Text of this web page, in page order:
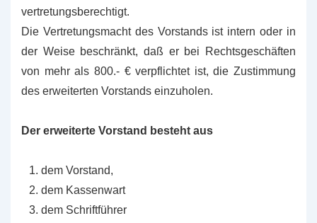
vertretungsberechtigt.
Die Vertretungsmacht des Vorstands ist intern oder in
der Weise beschränkt, daß er bei Rechtsgeschäften
von mehr als 800.- € verpflichtet ist, die Zustimmung
des erweiterten Vorstands einzuholen.
Der erweiterte Vorstand besteht aus
dem Vorstand,
dem Kassenwart
dem Schriftführer